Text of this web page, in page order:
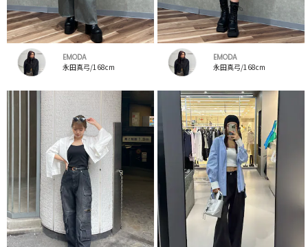
EMODA
永田真弓/168cm
EMODA
永田真弓/168cm